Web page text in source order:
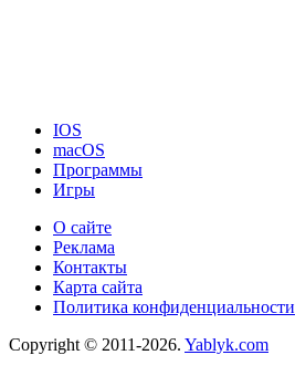
IOS
macOS
Программы
Игры
О сайте
Реклама
Контакты
Карта сайта
Политика конфиденциальности
Copyright © 2011-2026. Yablyk.сom